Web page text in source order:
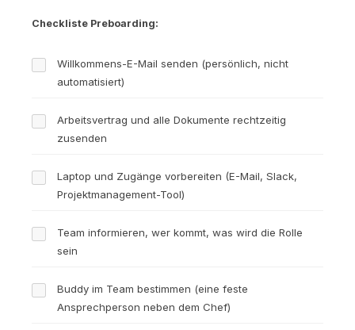
Checkliste Preboarding:
Willkommens-E-Mail senden (persönlich, nicht
automatisiert)
Arbeitsvertrag und alle Dokumente rechtzeitig
zusenden
Laptop und Zugänge vorbereiten (E-Mail, Slack,
Projektmanagement-Tool)
Team informieren, wer kommt, was wird die Rolle
sein
Buddy im Team bestimmen (eine feste
Ansprechperson neben dem Chef)